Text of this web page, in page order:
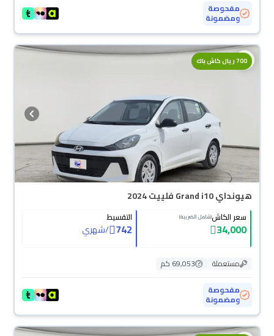
مفحوصة
ومضمونة
700 ريال كاش باك
هيونداي Grand i10 فلييت 2024
سعر الكاش(شامل الضريبة)
34,000
التقسيط
742
/شهري
مستعملة
69,053 كم
مفحوصة
ومضمونة